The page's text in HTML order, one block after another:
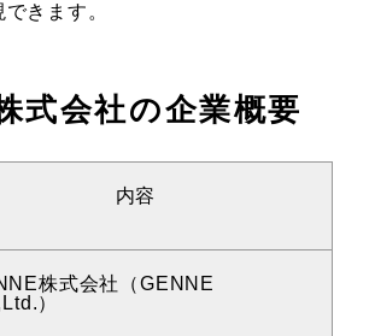
きます。
式会社の企業概要
内容
株式会社（GENNE
）